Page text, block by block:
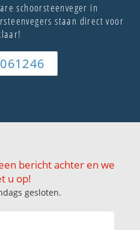
schoorsteenveger in
staan direct voor
bericht achter en we
u op!
gesloten.